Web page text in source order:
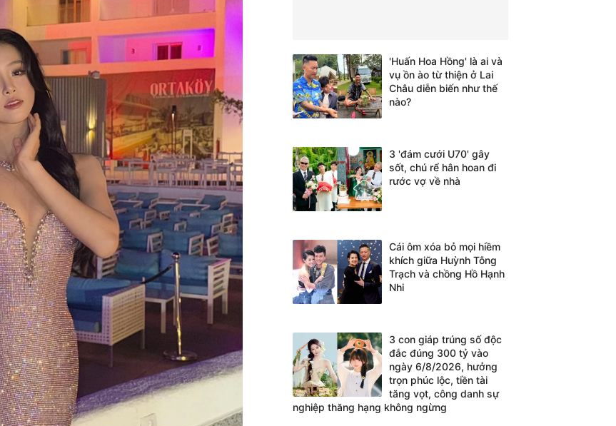
'Huấn Hoa Hồng' là ai và
vụ ồn ào từ thiện ở Lai
Châu diễn biến như thế
nào?
3 'đám cưới U70' gây
sốt, chú rể hân hoan đi
rước vợ về nhà
Cái ôm xóa bỏ mọi hiềm
khích giữa Huỳnh Tông
Trạch và chồng Hồ Hạnh
Nhi
3 con giáp trúng số độc
đắc đúng 300 tỷ vào
ngày 6/8/2026, hưởng
trọn phúc lộc, tiền tài
tăng vọt, công danh sự
nghiệp thăng hạng không ngừng